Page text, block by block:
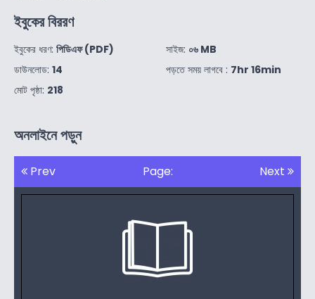
ইবুকের বিররণ
ইবুকের ধরণ: পিডিএফ (PDF)
ডাউনলোড: 14
মোট পৃষ্ঠা: 218
সাইজ: ০৬ MB
পড়তে সময় লাগবে : 7hr 16min
অনলাইনে পড়ুন
Prev Page: Next